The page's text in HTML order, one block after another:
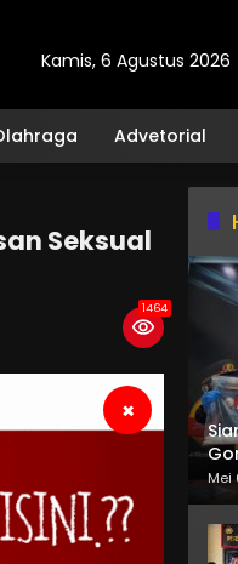
Kamis, 6 Agustus 2026
Advetorial
Seksual
1464
×
Mei